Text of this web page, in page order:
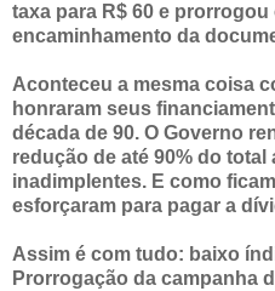
taxa para R$ 60 e prorrogou
encaminhamento da
Aconteceu a mesma coisa
honraram seus
década de 90. O Governo
redução de até 90% do total
inadimplentes. E como
esforçaram para pagar a
Assim é com tudo: baixo
Prorrogação da campanha